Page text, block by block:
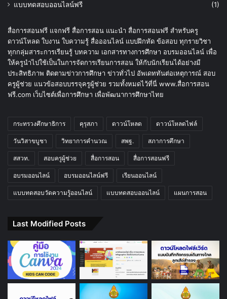
แบบทดสอบออนไลน์ฟรี
(1)
สื่อการสอนฟรี แจกฟรี สื่อการสอน แนะนำ สื่อการสอนฟรี สำหรับครู
ดาวน์โหลด ใบงาน ใบความรู้ สื่อออนไลน์ แบบฝึกหัด ข้อสอบ ทุกรายวิชา
ทุกกลุ่มสาระการเรียนรู้ บทความ เอกสารทางการศึกษา อบรมออนไลน์ เพื่อ
ให้ครูนำไปใช้เป็นในการจัดการเรียนการสอน ให้กับนักเรียนได้อย่างมี
ประสิทธิภาพ ติดตามข่าวการศึกษา ข่าวทั่วไป อัพเดททันต่อเหตุการณ์ สอบ
ครูผู้ช่วย แนวข้อสอบบรรจุครูผู้ช่วย รวมทั้งหมดไว้ที่นี่ www.สื่อการสอน
ฟรี.com เว็บไซต์เพื่อการศึกษา เพื่อพัฒนาการศึกษาไทย
กระทรวงศึกษาธิการ คุรุสภา ดาวน์โหลด ดาวน์โหลดไฟล์
วันวิสาขบูชา วิทยาการคำนวณ สพฐ. สภาการศึกษา
สสวท. สอบครูผู้ช่วย สื่อการสอน สื่อการสอนฟรี
อบรมออนไลน์ อบรมออนไลน์ฟรี เรียนออนไลน์
แบบทดสอบวัดความรู้ออนไลน์ แบบทดสอบออนไลน์ แผนการสอน
Last Modified Posts